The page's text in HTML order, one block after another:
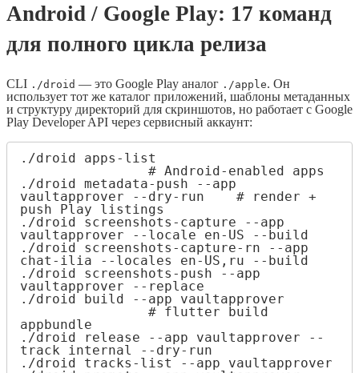
Android / Google Play: 17 команд
для полного цикла релиза
CLI ./droid — это Google Play аналог ./apple. Он
использует тот же каталог приложений, шаблоны метаданных
и структуру директорий для скриншотов, но работает с Google
Play Developer API через сервисный аккаунт:
./droid apps-list
                # Android-enabled apps
./droid metadata-push --app
vaultapprover --dry-run    # render +
push Play listings
./droid screenshots-capture --app
vaultapprover --locale en-US --build
./droid screenshots-capture-rn --app
chat-ilia --locales en-US,ru --build
./droid screenshots-push --app
vaultapprover --replace
./droid build --app vaultapprover
                # flutter build
appbundle
./droid release --app vaultapprover --
track internal --dry-run
./droid tracks-list --app vaultapprover